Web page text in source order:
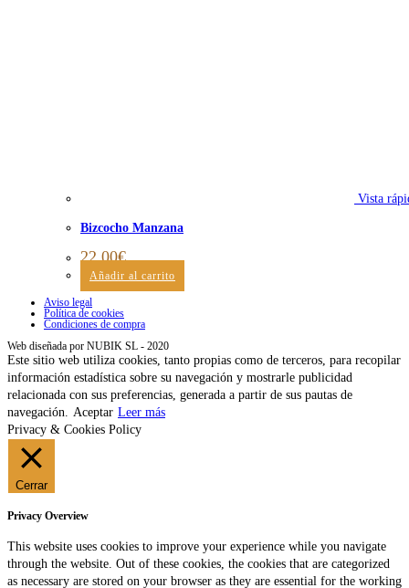
Vista
Bizcocho Manzana
22,00€
Añadir al carrito
Aviso legal
Política de cookies
Condiciones de compra
Web diseñada por NUBIK SL - 2020
Este sitio web utiliza cookies, tanto propias como de terceros, para recopilar
información estadística sobre su navegación y mostrarle publicidad
relacionada con sus preferencias, generada a partir de sus pautas de
navegación.
Aceptar Leer más
Privacy & Cookies Policy
Cerrar
Privacy Overview
This website uses cookies to improve your experience while you navigate
through the website. Out of these cookies, the cookies that are categorized
as necessary are stored on your browser as they are essential for the working